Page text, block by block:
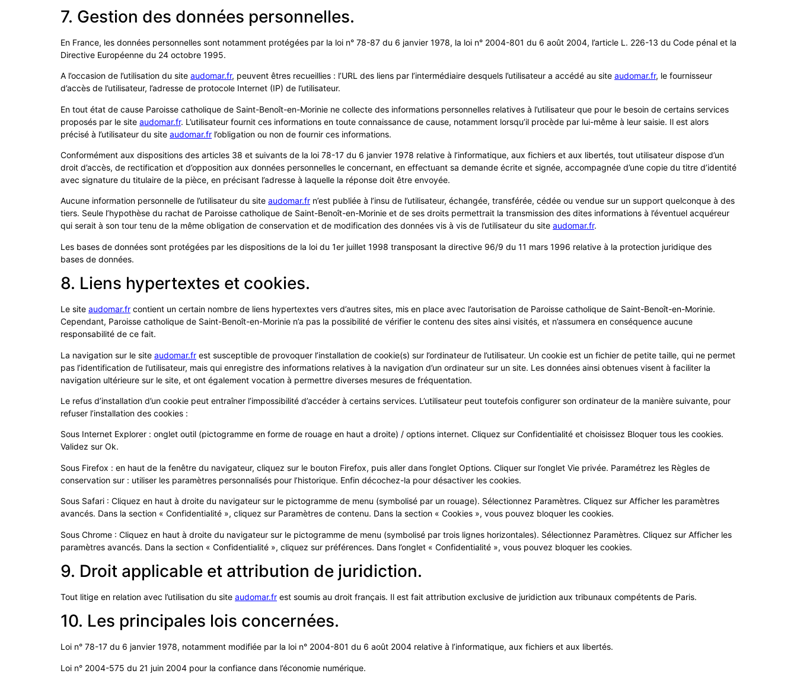
7. Gestion des données personnelles.
En France, les données personnelles sont notamment protégées par la loi n° 78-87 du 6 janvier 1978, la loi n° 2004-801 du 6 août 2004, l’article L. 226-13 du Code pénal et la
Directive Européenne du 24 octobre 1995.
A l’occasion de l’utilisation du site audomar.fr, peuvent êtres recueillies : l’URL des liens par l’intermédiaire desquels l’utilisateur a accédé au site audomar.fr, le fournisseur
d’accès de l’utilisateur, l’adresse de protocole Internet (IP) de l’utilisateur.
En tout état de cause Paroisse catholique de Saint-Benoît-en-Morinie ne collecte des informations personnelles relatives à l’utilisateur que pour le besoin de certains services
proposés par le site audomar.fr. L’utilisateur fournit ces informations en toute connaissance de cause, notamment lorsqu’il procède par lui-même à leur saisie. Il est alors
précisé à l’utilisateur du site audomar.fr l’obligation ou non de fournir ces informations.
Conformément aux dispositions des articles 38 et suivants de la loi 78-17 du 6 janvier 1978 relative à l’informatique, aux fichiers et aux libertés, tout utilisateur dispose d’un
droit d’accès, de rectification et d’opposition aux données personnelles le concernant, en effectuant sa demande écrite et signée, accompagnée d’une copie du titre d’identité
avec signature du titulaire de la pièce, en précisant l’adresse à laquelle la réponse doit être envoyée.
Aucune information personnelle de l’utilisateur du site audomar.fr n’est publiée à l’insu de l’utilisateur, échangée, transférée, cédée ou vendue sur un support quelconque à des
tiers. Seule l’hypothèse du rachat de Paroisse catholique de Saint-Benoît-en-Morinie et de ses droits permettrait la transmission des dites informations à l’éventuel acquéreur
qui serait à son tour tenu de la même obligation de conservation et de modification des données vis à vis de l’utilisateur du site audomar.fr.
Les bases de données sont protégées par les dispositions de la loi du 1er juillet 1998 transposant la directive 96/9 du 11 mars 1996 relative à la protection juridique des
bases de données.
8. Liens hypertextes et cookies.
Le site audomar.fr contient un certain nombre de liens hypertextes vers d’autres sites, mis en place avec l’autorisation de Paroisse catholique de Saint-Benoît-en-Morinie.
Cependant, Paroisse catholique de Saint-Benoît-en-Morinie n’a pas la possibilité de vérifier le contenu des sites ainsi visités, et n’assumera en conséquence aucune
responsabilité de ce fait.
La navigation sur le site audomar.fr est susceptible de provoquer l’installation de cookie(s) sur l’ordinateur de l’utilisateur. Un cookie est un fichier de petite taille, qui ne permet
pas l’identification de l’utilisateur, mais qui enregistre des informations relatives à la navigation d’un ordinateur sur un site. Les données ainsi obtenues visent à faciliter la
navigation ultérieure sur le site, et ont également vocation à permettre diverses mesures de fréquentation.
Le refus d’installation d’un cookie peut entraîner l’impossibilité d’accéder à certains services. L’utilisateur peut toutefois configurer son ordinateur de la manière suivante, pour
refuser l’installation des cookies :
Sous Internet Explorer : onglet outil (pictogramme en forme de rouage en haut a droite) / options internet. Cliquez sur Confidentialité et choisissez Bloquer tous les cookies.
Validez sur Ok.
Sous Firefox : en haut de la fenêtre du navigateur, cliquez sur le bouton Firefox, puis aller dans l’onglet Options. Cliquer sur l’onglet Vie privée. Paramétrez les Règles de
conservation sur : utiliser les paramètres personnalisés pour l’historique. Enfin décochez-la pour désactiver les cookies.
Sous Safari : Cliquez en haut à droite du navigateur sur le pictogramme de menu (symbolisé par un rouage). Sélectionnez Paramètres. Cliquez sur Afficher les paramètres
avancés. Dans la section « Confidentialité », cliquez sur Paramètres de contenu. Dans la section « Cookies », vous pouvez bloquer les cookies.
Sous Chrome : Cliquez en haut à droite du navigateur sur le pictogramme de menu (symbolisé par trois lignes horizontales). Sélectionnez Paramètres. Cliquez sur Afficher les
paramètres avancés. Dans la section « Confidentialité », cliquez sur préférences. Dans l’onglet « Confidentialité », vous pouvez bloquer les cookies.
9. Droit applicable et attribution de juridiction.
Tout litige en relation avec l’utilisation du site audomar.fr est soumis au droit français. Il est fait attribution exclusive de juridiction aux tribunaux compétents de Paris.
10. Les principales lois concernées.
Loi n° 78-17 du 6 janvier 1978, notamment modifiée par la loi n° 2004-801 du 6 août 2004 relative à l’informatique, aux fichiers et aux libertés.
Loi n° 2004-575 du 21 juin 2004 pour la confiance dans l’économie numérique.